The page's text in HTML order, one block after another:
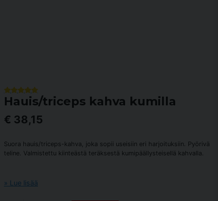
Hauis/triceps kahva kumilla
€ 38,15
Suora hauis/triceps-kahva, joka sopii useisiin eri harjoituksiin. Pyörivä
teline. Valmistettu kiinteästä teräksestä kumipäällysteisellä kahvalla.
Lue lisää